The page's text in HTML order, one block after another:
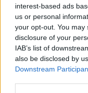
interest-based ads
us or personal
your opt-out. You
disclosure of your
IAB’s list of
also be disclosed by
Downstream